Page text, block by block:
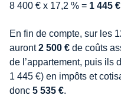
8 400 € x 17,2 % = 1 445 €
En fin de compte, sur les
auront2 500 € de coûts
de l’appartement, puis ils
1 445 €) en impôts et
donc 5 535 €.